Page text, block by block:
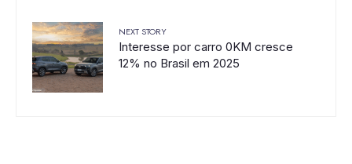
NEXT STORY
Interesse por carro 0KM cresce
12% no Brasil em 2025